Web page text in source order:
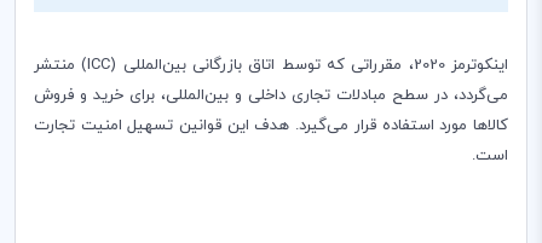
اینکوترمز 2020، مقرراتی که توسط اتاق بازرگانی بین‌المللی ( ICC) منتشر
می‌گردد، در سطح مبادلات تجاری داخلی و بین‌المللی، برای خرید و فروش
کالاها مورد استفاده قرار می‌گیرد. هدف این قوانین تسهیل امنیت تجارت
است.